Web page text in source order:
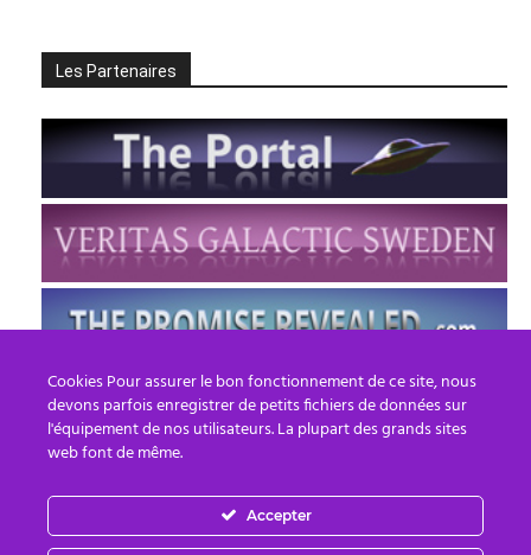
Les Partenaires
FR EN
Cookies Pour assurer le bon fonctionnement de ce site, nous
devons parfois enregistrer de petits fichiers de données sur
l'équipement de nos utilisateurs. La plupart des grands sites
web font de même.
Accepter